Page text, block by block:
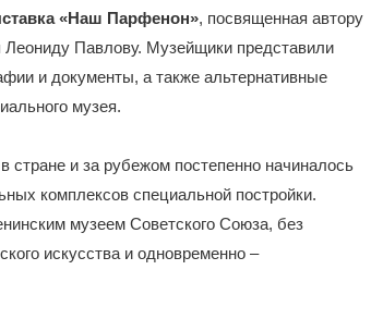
«Наш Парфенон», посвященная автору
Леониду Павлову. Музейщики представили
и документы, а также альтернативные
музея.
стране и за рубежом постепенно начиналось
комплексов специальной постройки.
музеем Советского Союза, без
искусства и одновременно –